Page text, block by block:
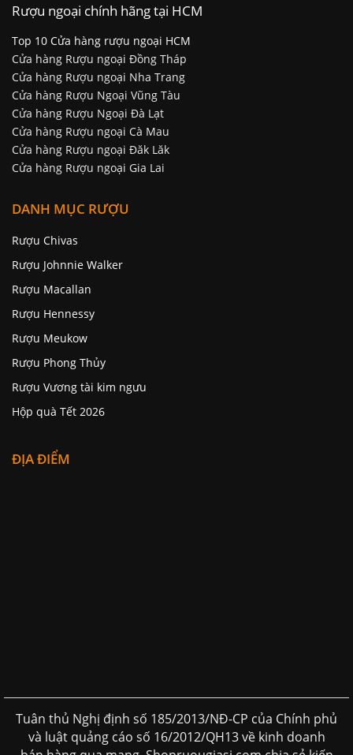
Rượu ngoại chính hãng tại HCM
Top 10 Cửa hàng rượu ngoại HCM
Cửa hàng Rượu ngoại Đồng Tháp
Cửa hàng Rượu ngoại Nha Trang
Cửa hàng Rượu Ngoại Vũng Tàu
Cửa hàng Rượu Ngoại Đà Lạt
Cửa hàng Rượu ngoại Cà Mau
Cửa hàng Rượu ngoại Đăk Lăk
Cửa hàng Rượu ngoại Gia Lai
DANH MỤC RƯỢU
Rượu Chivas
Rượu Johnnie Walker
Rượu Macallan
Rượu Hennessy
Rượu Meukow
Rượu Phong Thủy
Rượu Vương tài kim ngưu
Hộp quà Tết 2026
ĐỊA ĐIỂM
Tuân thủ Nghị định số 185/2013/NĐ-CP của Chính phủ
và luật quảng cáo số 16/2012/QH13 về kinh doanh